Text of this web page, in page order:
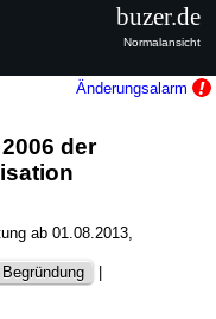
Änderungsalarm
der
ab 01.08.2013,
|
buzer.de
Normalansicht